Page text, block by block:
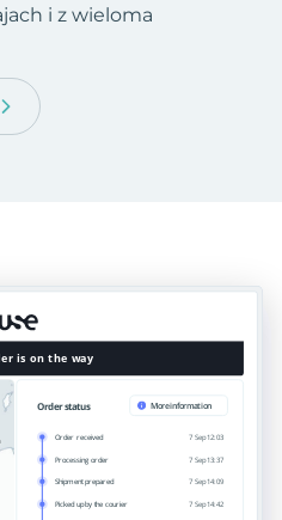
i z wieloma